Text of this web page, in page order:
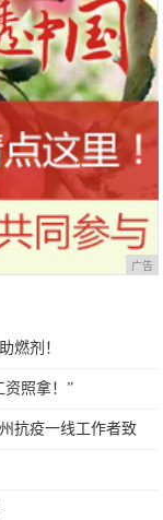
广告
燃剂！
资照拿！”
抗疫一线工作者致